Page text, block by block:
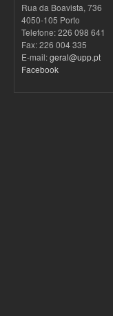
Rua da Boavista, 736
4050-105 Porto
Telefone: 226 098 641
Fax: 226 004 335
E-mail:geral@upp.pt
Facebook